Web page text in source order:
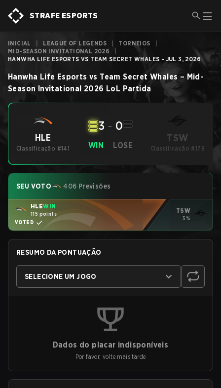
STRAFE ESPORTS
INICIAL LEAGUE OF LEGENDS TORNEIOS
MID-SEASON INVITATIONAL 2026
HANWHA LIFE ESPORTS VS TEAM SECRET WHALES - JUL 3, 2026
Hanwha Life Esports vs Team Secret Whales – Mid-
Season Invitational 2026 LoL Partida
HLE
Classificação #141 WIN
3 - 0
LOSE
TSW
Classificação #178
SEU VOTO 406 Previsões
HLEWIN
115 points
VOTED
TSW
5%
RESUMO DA PONTUAÇÃO
SELECIONE UM JOGO
Dados do placar indisponíveis
Por favor, volte mais tarde